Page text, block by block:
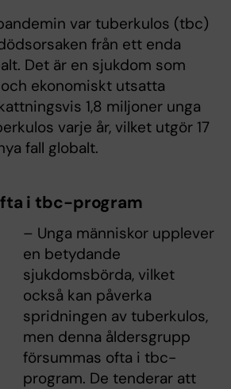
var tuberkulos (tbc)
från ett enda
Det är en sjukdom som
ekonomiskt utsatta
1,8 miljoner unga
varje år, vilket utgör 17
fall globalt.
i tbc-program
– Unga människor upplever
en betydande
sjukdomsbörda, vilket
också kan påverka
spridningen av tuberkulos,
men denna åldersgrupp
försummas ofta i tbc-
program. De tenderar att